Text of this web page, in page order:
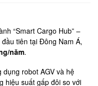
“Smart Cargo Hub” –
tiên tại Đông Nam Á,
năm.
dụng robot AGV và hệ
hiệu suất gấp đôi so với